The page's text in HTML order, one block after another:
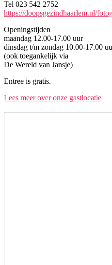
Tel 023 542 2752
https://doopsgezindhaarlem.nl/
Openingstijden
maandag 12.00-17.00 uur
dinsdag t/m zondag 10.00-17.00
(ook toegankelijk via
De Wereld van Jansje)
Entree is gratis.
Lees meer over onze gastlocatie